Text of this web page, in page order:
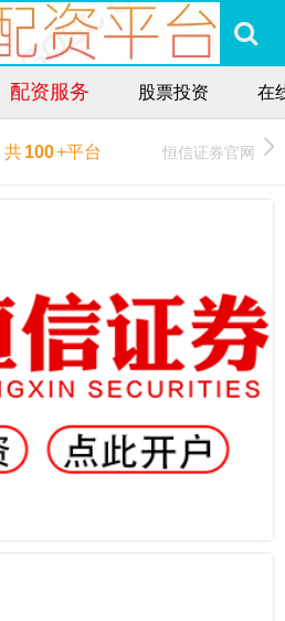
配资服务 股票投资 在
共100+平台 恒信证券官网